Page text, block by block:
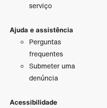
serviço
Ajuda e assistência
Perguntas
frequentes
Submeter uma
denúncia
Acessibilidade